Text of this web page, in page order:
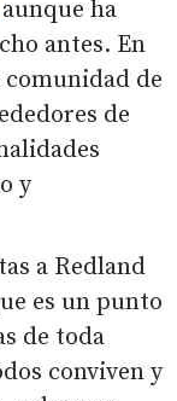
ha
antes. En
comunidad de
de
y
a Redland
es un punto
de toda
conviven y